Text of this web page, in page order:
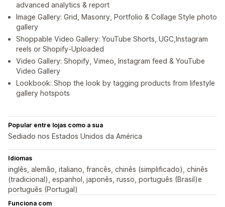
advanced analytics & report
Image Gallery: Grid, Masonry, Portfolio & Collage Style photo
gallery
Shoppable Video Gallery: YouTube Shorts, UGC,Instagram
reels or Shopify-Uploaded
Video Gallery: Shopify, Vimeo, Instagram feed & YouTube
Video Gallery
Lookbook: Shop the look by tagging products from lifestyle
gallery hotspots
Popular entre lojas como a sua
Sediado nos Estados Unidos da América
Idiomas
inglês, alemão, italiano, francês, chinês (simplificado), chinês
(tradicional), espanhol, japonês, russo, português (Brasil)e
português (Portugal)
Funciona com